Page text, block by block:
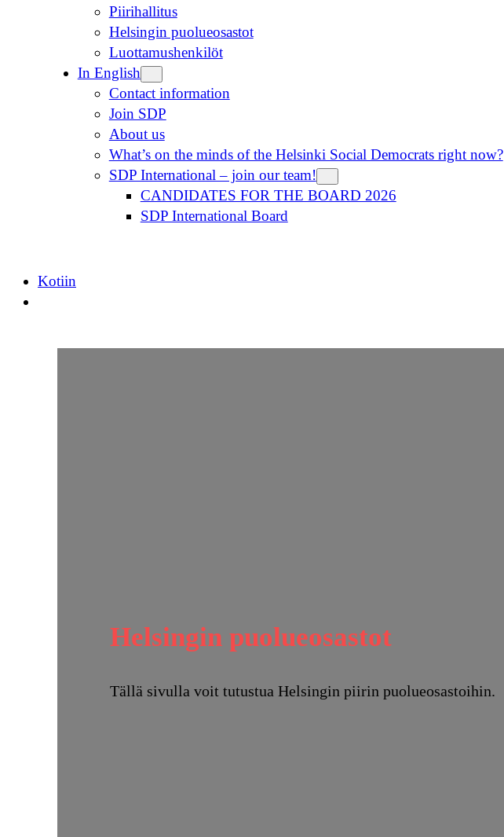
Piirihallitus
Helsingin puolueosastot
Luottamushenkilöt
In English
Contact information
Join SDP
About us
What’s on the minds of the Helsinki Social Democrats right now?
SDP International – join our team!
CANDIDATES FOR THE BOARD 2026
SDP International Board
Kotiin
Helsingin puolueosastot
Tällä sivulla voit tutustua Helsingin piirin puolueosastoihin.